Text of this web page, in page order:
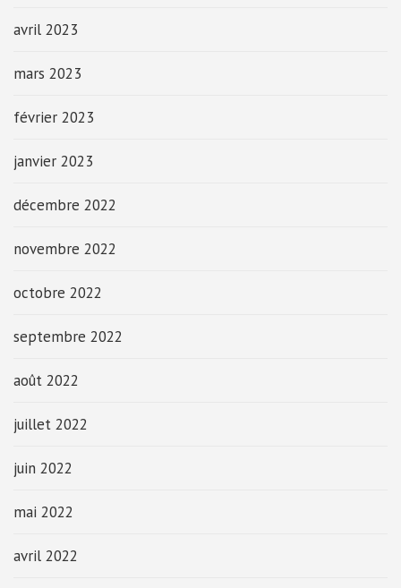
avril 2023
mars 2023
février 2023
janvier 2023
décembre 2022
novembre 2022
octobre 2022
septembre 2022
août 2022
juillet 2022
juin 2022
mai 2022
avril 2022